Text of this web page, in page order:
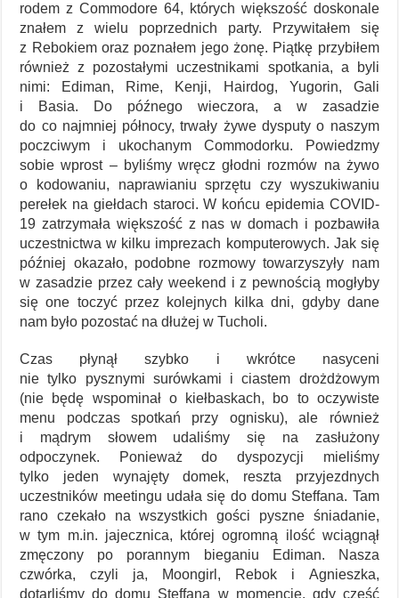
rodem z Commodore 64, których większość doskonale
znałem z wielu poprzednich party. Przywitałem się
z Rebokiem oraz poznałem jego żonę. Piątkę przybiłem
również z pozostałymi uczestnikami spotkania, a byli
nimi: Ediman, Rime, Kenji, Hairdog, Yugorin, Gali
i Basia. Do późnego wieczora, a w zasadzie
do co najmniej północy, trwały żywe dysputy o naszym
poczciwym i ukochanym Commodorku. Powiedzmy
sobie wprost – byliśmy wręcz głodni rozmów na żywo
o kodowaniu, naprawianiu sprzętu czy wyszukiwaniu
perełek na giełdach staroci. W końcu epidemia COVID-
19 zatrzymała większość z nas w domach i pozbawiła
uczestnictwa w kilku imprezach komputerowych. Jak się
później okazało, podobne rozmowy towarzyszyły nam
w zasadzie przez cały weekend i z pewnością mogłyby
się one toczyć przez kolejnych kilka dni, gdyby dane
nam było pozostać na dłużej w Tucholi.
Czas płynął szybko i wkrótce nasyceni
nie tylko pysznymi surówkami i ciastem drożdżowym
(nie będę wspominał o kiełbaskach, bo to oczywiste
menu podczas spotkań przy ognisku), ale również
i mądrym słowem udaliśmy się na zasłużony
odpoczynek. Ponieważ do dyspozycji mieliśmy
tylko jeden wynajęty domek, reszta przyjezdnych
uczestników meetingu udała się do domu Steffana. Tam
rano czekało na wszystkich gości pyszne śniadanie,
w tym m.in. jajecznica, której ogromną ilość wciągnął
zmęczony po porannym bieganiu Ediman. Nasza
czwórka, czyli ja, Moongirl, Rebok i Agnieszka,
dotarliśmy do domu Steffana w momencie, gdy część